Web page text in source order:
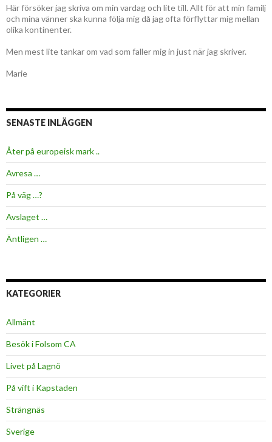
Här försöker jag skriva om min vardag och lite till. Allt för att min familj
och mina vänner ska kunna följa mig då jag ofta förflyttar mig mellan
olika kontinenter.
Men mest lite tankar om vad som faller mig in just när jag skriver.
Marie
SENASTE INLÄGGEN
Åter på europeisk mark ..
Avresa …
På väg …?
Avslaget …
Äntligen …
KATEGORIER
Allmänt
Besök i Folsom CA
Livet på Lagnö
På vift i Kapstaden
Strängnäs
Sverige